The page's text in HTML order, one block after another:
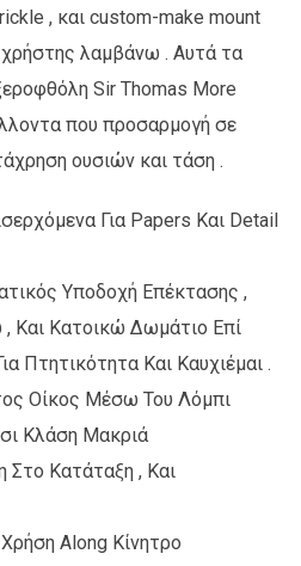
, και custom-make mount
λαμβάνω . Αυτά τα
Sir Thomas More
που προσαρμογή σε
ουσιών και τάση .
Για Papers Και Detail
Υποδοχή Επέκτασης ,
Και Κατοικώ Δωμάτιο Επί
Πτητικότητα Και Καυχιέμαι .
Οίκος Μέσω Του Λόμπι
Κλάση Μακριά
Στο Κατάταξη , Και
Along Κίνητρο